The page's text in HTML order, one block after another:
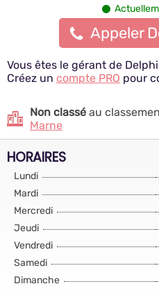
Appeler
Vous êtes le gérant de
Créez un compte PRO pour
Non classéau
Marne
HORAIRES
Lundi
Mardi
Mercredi
Jeudi
Vendredi
Samedi
Dimanche